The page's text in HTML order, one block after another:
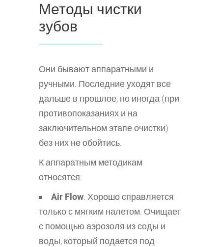
Методы чистки
зубов
Они бывают аппаратными и
ручными. Последние уходят все
дальше в прошлое, но иногда (при
противопоказаниях и на
заключительном этапе очистки)
без них не обойтись.
К аппаратным методикам
относятся:
Air Flow. Хорошо справляется
только с мягким налетом. Очищает
с помощью аэрозоля из соды и
воды, который подается под